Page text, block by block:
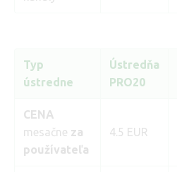
Typ
ústredne
Ústredňa
PRO20
CENA
mesačne za
používateľa
4.5 EUR